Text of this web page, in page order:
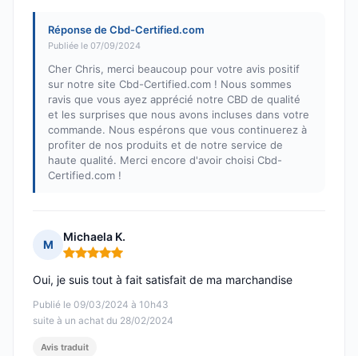
Réponse de Cbd-Certified.com
Publiée le 07/09/2024
Cher Chris, merci beaucoup pour votre avis positif
sur notre site Cbd-Certified.com ! Nous sommes
ravis que vous ayez apprécié notre CBD de qualité
et les surprises que nous avons incluses dans votre
commande. Nous espérons que vous continuerez à
profiter de nos produits et de notre service de
haute qualité. Merci encore d'avoir choisi Cbd-
Certified.com !
M
Michaela K.
Note : 5 sur 5
Publié le 09/03/2024 à 10h43
suite à un achat du 28/02/2024
Oui, je suis tout à fait satisfait de ma marchandise
Avis traduit